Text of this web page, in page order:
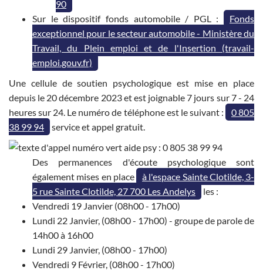
90
Sur le dispositif fonds automobile / PGL :
Fonds
exceptionnel pour le secteur automobile - Ministère du
Travail, du Plein emploi et de l'Insertion (travail-
emploi.gouv.fr)
Une cellule de soutien psychologique est mise en place
depuis le 20 décembre 2023 et est joignable 7 jours sur 7 - 24
heures sur 24. Le numéro de téléphone est le suivant :
0 805
38 99 94
service et appel gratuit.
Des permanences d'écoute psychologique sont
également mises en place
à l'espace Sainte Clotilde, 3-
5 rue Sainte Clotilde, 27 700 Les Andelys
les :
Vendredi 19 Janvier (08h00 - 17h00)
Lundi 22 Janvier, (08h00 - 17h00) - groupe de parole de
14h00 à 16h00
Lundi 29 Janvier, (08h00 - 17h00)
Vendredi 9 Février, (08h00 - 17h00)